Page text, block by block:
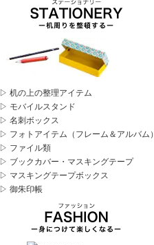
▷ 机の上の整理アイテム
▷ モバイルスタンド
▷ 名刺ボックス
▷ フォトアイテム（フレーム＆アルバム）
▷ ファイル類
▷ ブックカバー・マスキングテープ
▷ マスキングテープボックス
▷ 御朱印帳